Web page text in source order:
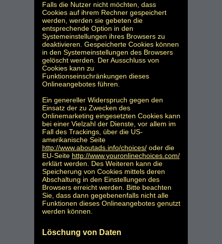
Falls die Nutzer nicht möchten, dass
Cookies auf ihrem Rechner gespeichert
werden, werden sie gebeten die
entsprechende Option in den
Systemeinstellungen ihres Browsers zu
deaktivieren. Gespeicherte Cookies können
in den Systemeinstellungen des Browsers
gelöscht werden. Der Ausschluss von
Cookies kann zu
Funktionseinschränkungen dieses
Onlineangebotes führen.
Ein genereller Widerspruch gegen den
Einsatz der zu Zwecken des
Onlinemarketing eingesetzten Cookies kann
bei einer Vielzahl der Dienste, vor allem im
Fall des Trackings, über die US-
amerikanische Seite
http://www.aboutads.info/choices/oder die
EU-Seite http://www.youronlinechoices.com/
erklärt werden. Des Weiteren kann die
Speicherung von Cookies mittels deren
Abschaltung in den Einstellungen des
Browsers erreicht werden. Bitte beachten
Sie, dass dann gegebenenfalls nicht alle
Funktionen dieses Onlineangebotes genutzt
werden können.
Löschung von Daten